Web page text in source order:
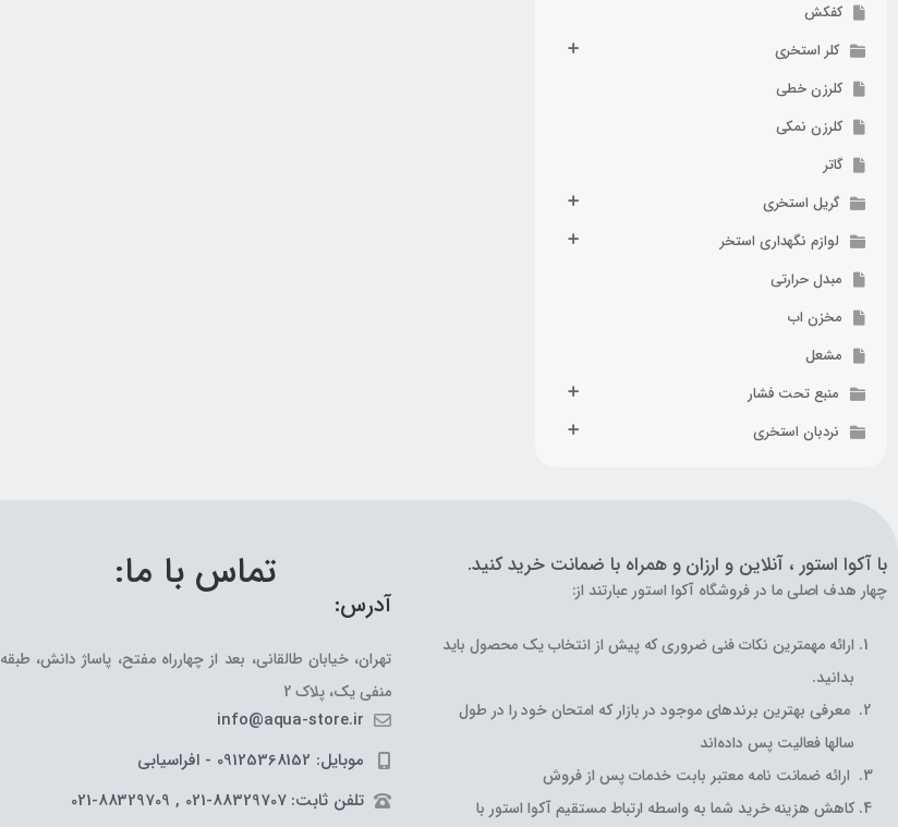
کفکش
کلر استخری
کلرزن خطی
کلرزن نمکی
گاتر
گریل استخری
لوازم نگهداری استخر
مبدل حرارتی
مخزن اب
مشعل
منبع تحت فشار
نردبان استخری
با آکوا استور ، آنلاین و ارزان و همراه با ضمانت خرید کنید.
چهار هدف اصلی ما در فروشگاه آکوا استور عبارتند از:
ارائه مهمترین نکات فنی ضروری که پیش از انتخاب یک محصول باید
بدانید.
معرفی بهترین برندهای موجود در بازار که امتحان خود را در طول
سالها فعالیت پس داده‌اند
ارائه ضمانت نامه معتبر بابت خدمات پس از فروش
کاهش هزینه خرید شما به واسطه ارتباط مستقیم آکوا استور با
تماس با ما:
آدرس:
تهران، خیابان طالقانی، بعد از چهارراه مفتح، پاساژ دانش، طبقه
منفی یک، پلاک 2
info@aqua-store.ir
موبایل: 09125368152 - افراسیابی
تلفن ثابت: 88329707-021 , 88329709-021